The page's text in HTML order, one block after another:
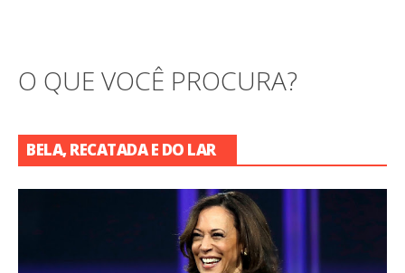
O QUE VOCÊ PROCURA?
BELA, RECATADA E DO LAR